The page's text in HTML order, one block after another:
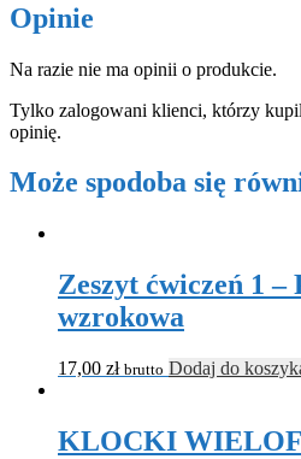
Opinie
Na razie nie ma opinii o produkcie.
Tylko zalogowani klienci, którzy
opinię.
Może spodoba się
Zeszyt ćwiczeń 1 –
wzrokowa
17,00 zł brutto Dodaj do
KLOCKI